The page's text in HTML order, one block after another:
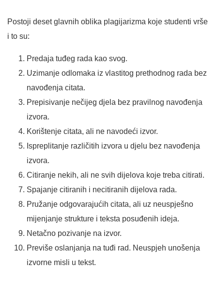
Postoji deset glavnih oblika plagijarizma koje studenti vrše
i to su:
Predaja tuđeg rada kao svog.
Uzimanje odlomaka iz vlastitog prethodnog rada bez
navođenja citata.
Prepisivanje nečijeg djela bez pravilnog navođenja
izvora.
Korištenje citata, ali ne navodeći izvor.
Ispreplitanje različitih izvora u djelu bez navođenja
izvora.
Citiranje nekih, ali ne svih dijelova koje treba citirati.
Spajanje citiranih i necitiranih dijelova rada.
Pružanje odgovarajućih citata, ali uz neuspješno
mijenjanje strukture i teksta posuđenih ideja.
Netačno pozivanje na izvor.
Previše oslanjanja na tuđi rad. Neuspjeh unošenja
izvorne misli u tekst.